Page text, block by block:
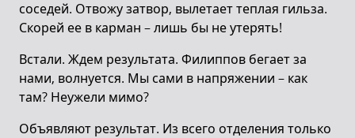
соседей. Отвожу затвор, вылетает теплая гильза.
Скорей ее в карман – лишь бы не утерять!
Встали. Ждем результата. Филиппов бегает за
нами, волнуется. Мы сами в напряжении – как
там? Неужели мимо?
Объявляют результат. Из всего отделения только